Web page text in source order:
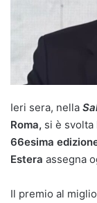
Ieri sera, nella
Roma, si è
66esima
Estera assegna
Il premio al